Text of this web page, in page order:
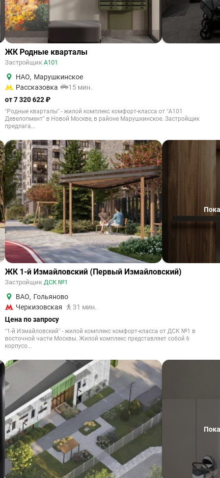
ЖК Родные кварталы
Застройщик А101
НАО, Марушкинское
Рассказовка
15 мин.
от 7 320 622 ₽
“Родные кварталы” - жилой комплекс комфорт-класса от “А101
Девелопмент” в Новой Москве, в районе Марушкинское. Застройщик
предлага...
ЖК 1-й Измайловский (Первый Измайловский)
Застройщик ДСК №1
ВАО, Гольяново
Черкизовская
31 мин.
Цена по запросу
“1-й Измайловский” - жилой комплекс комфорт-класса от ДСК №1 в
восточной части Москвы. Жилой комплекс представляет собой 6
корпусо...